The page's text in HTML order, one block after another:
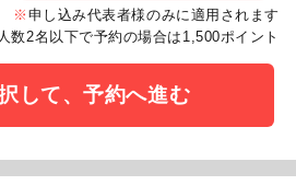
申し込み代表者様のみに適用されます
数2名以下で予約の場合は1,500ポイント
して、予約へ進む